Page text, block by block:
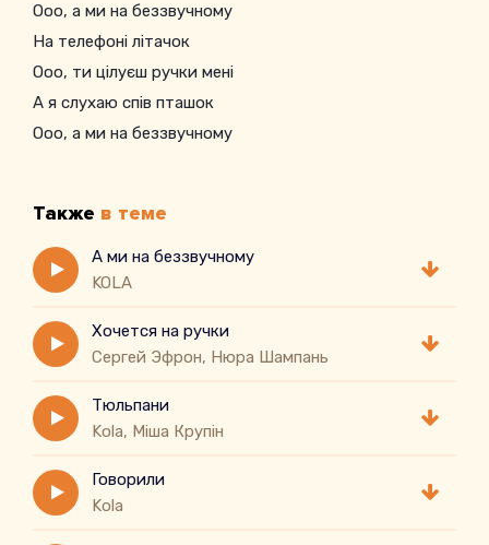
Ооо, а ми на беззвучному
На телефоні літачок
Ооо, ти цілуєш ручки мені
А я слухаю спів пташок
Ооо, а ми на беззвучному
Также в теме
А ми на беззвучному
KOLA
Хочется на ручки
Сергей Эфрон, Нюра Шампань
Тюльпани
Kola, Міша Крупін
Говорили
Kola